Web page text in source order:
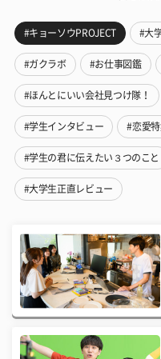
#キョーソウPROJECT #大
#ガクラボ #お仕事図鑑
#ほんとにいい会社見つけ隊！
#学生インタビュー #恋愛
#学生の君に伝えたい３つのこと
#大学生正直レビュー